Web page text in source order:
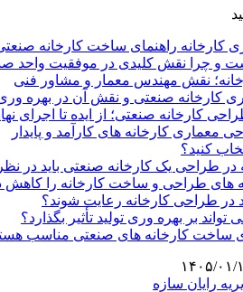
کارخانه راهنمای ساخت کارخانه
و چرا نقش کلیدی در موفقیت واحد
نقش مهندس معمار و مشاور فنی
کارخانه صنعتی و نقش آن در بهره وری
کارخانه صنعتی؛ از ایده تا اجرای
معماری کارخانه های کارآمد و پایدار
کنید؟
طراحی یک کارخانه صنعتی باید در
های طراحی و ساخت کارخانه را کاهش
در طراحی کارخانه رعایت شوند؟
تواند بر بهره وری تولید تأثیر بگذارد؟
ساخت کارخانه های صنعتی مناسب
رایان سازه